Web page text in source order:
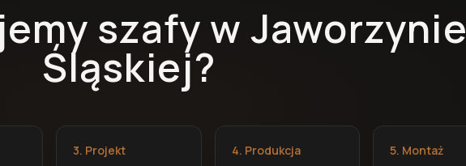
szafy w Jaworzynie
Śląskiej?
3. Projekt 4. Produkcja 5. Montaż